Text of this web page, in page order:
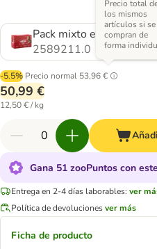
Pack mixto en salsa (4
2589211.0
-5.5% Precio normal 53,96 €
Precio total
los mismos
artículos si se
compran de
forma
50,99 €
12,50 € / kg
Gana 51 zooPuntos con
Entrega en 2-4 días laborables: ver
Política de devolucionesver más
Ficha de producto